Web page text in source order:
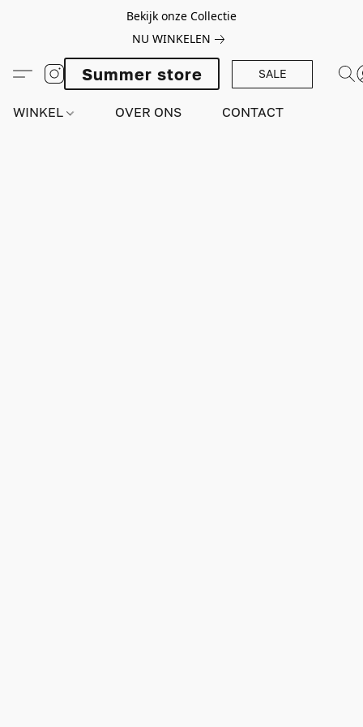
Bekijk onze Collectie
NU WINKELEN
Summer store SALE
WINKEL OVER ONS CONTACT